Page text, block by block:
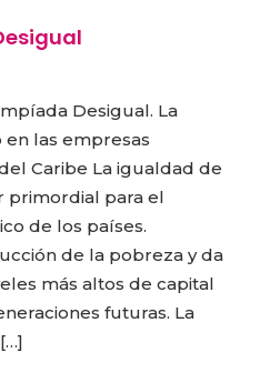
Desigual. La
las empresas
Caribe La igualdad de
primordial para el
de los países.
de la pobreza y da
más altos de capital
futuras. La